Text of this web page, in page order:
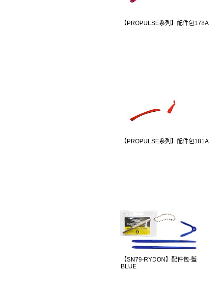
【PROPULSE系列】配件包178A
【PROPULSE系列】配件包181A
【SN79-RYDON】配件包-藍
BLUE